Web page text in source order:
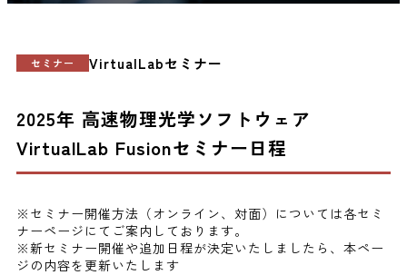
セミナー VirtualLabセミナー
2025年 高速物理光学ソフトウェア
VirtualLab Fusionセミナー日程
※セミナー開催方法（オンライン、対面）については各セミ
ナーページにてご案内しております。
※新セミナー開催や追加日程が決定いたしましたら、本ペー
ジの内容を更新いたします